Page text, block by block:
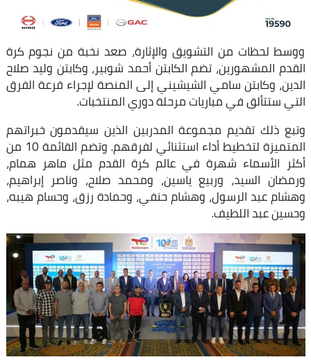
ووسط لحظات من التشويق والإثارة، صعد نخبة من نجوم كرة
القدم المشهورين، تضم الكابتن أحمد شوبير، وكابتن وليد صلاح
الدين، وكابتن سامي الشيشيني إلى المنصة لإجراء قرعة الفرق
التي ستتألق في مباريات مرحلة دوري المنتخبات.
وتبع ذلك تقديم مجموعة المدربين الذين سيقدمون خبراتهم
المتميزة لتخطيط أداء استثنائي لفرقهم. وتضم القائمة 10 من
أكثر الأسماء شهرة في عالم كرة القدم مثل ماهر همام،
ورمضان السيد، وربيع ياسين، ومحمد صلاح، وناصر إبراهيم،
وهشام عبد الرسول، وهشام حنفي، وحمادة رزق، وحسام هيبه،
وحسين عبد اللطيف.